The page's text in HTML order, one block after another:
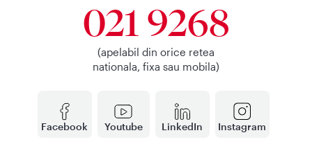
Facebook Youtube LinkedIn Instagram
021 9268
(apelabil din orice retea
nationala, fixa sau mobila)